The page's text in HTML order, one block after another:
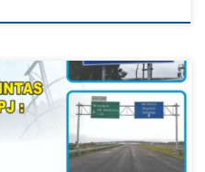
Pabrik Rambu, Pabrik
petunjuk atau
pemakai jalan lainnya,